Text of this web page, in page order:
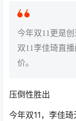
今年双11更是
双11李佳琦直
价。
压倒性胜出
今年双11，李佳琦